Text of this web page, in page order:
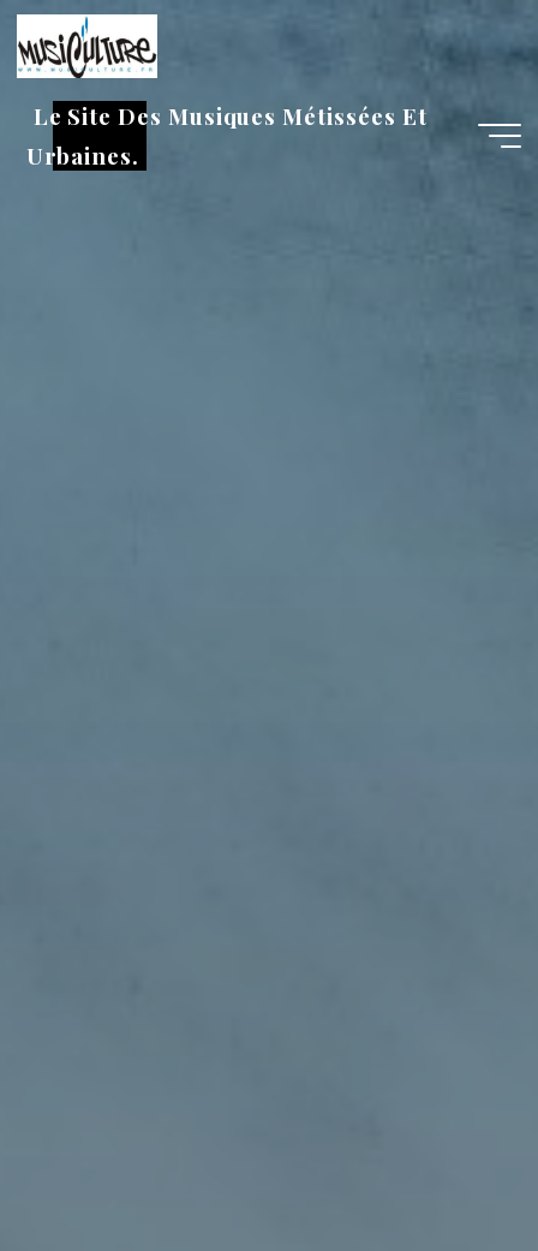
Aller
au
contenu
Le Site Des Musiques Métissées Et
Urbaines.